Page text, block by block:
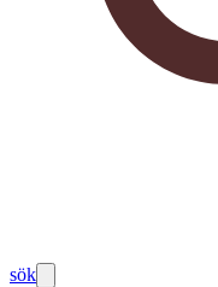
sök